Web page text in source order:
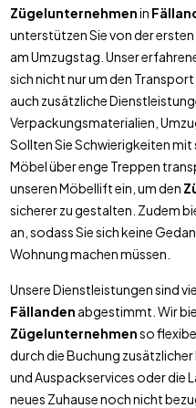
Zügelunternehmenin
unterstützen Sie von der
am Umzugstag. Unser
sich nicht nur um den
auch zusätzliche
Verpackungsmaterialien,
Sollten Sie Schwierigkeiten
Möbel über enge Treppen
unseren Möbellift ein, um den
sicherer zu gestalten. Zudem
an, sodass Sie sich keine
Wohnung machen müssen.
Unsere Dienstleistungen sind
Fällanden abgestimmt. Wir
Zügelunternehmenso
durch die Buchung
und Auspackservices oder die
neues Zuhause noch nicht